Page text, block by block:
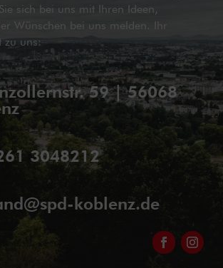
sich bei uns mit Ihren Ideen,
Wünschen bei uns melden. Ihr
zu uns:
59 | 56068
3048212
koblenz.de